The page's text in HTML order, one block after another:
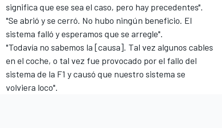
significa que ese sea el caso, pero hay precedentes".
"Se abrió y se cerró. No hubo ningún beneficio. El
sistema falló y esperamos que se arregle".
"Todavía no sabemos la [causa]. Tal vez algunos cables
en el coche, o tal vez fue provocado por el fallo del
sistema de la F1 y causó que nuestro sistema se
volviera loco".